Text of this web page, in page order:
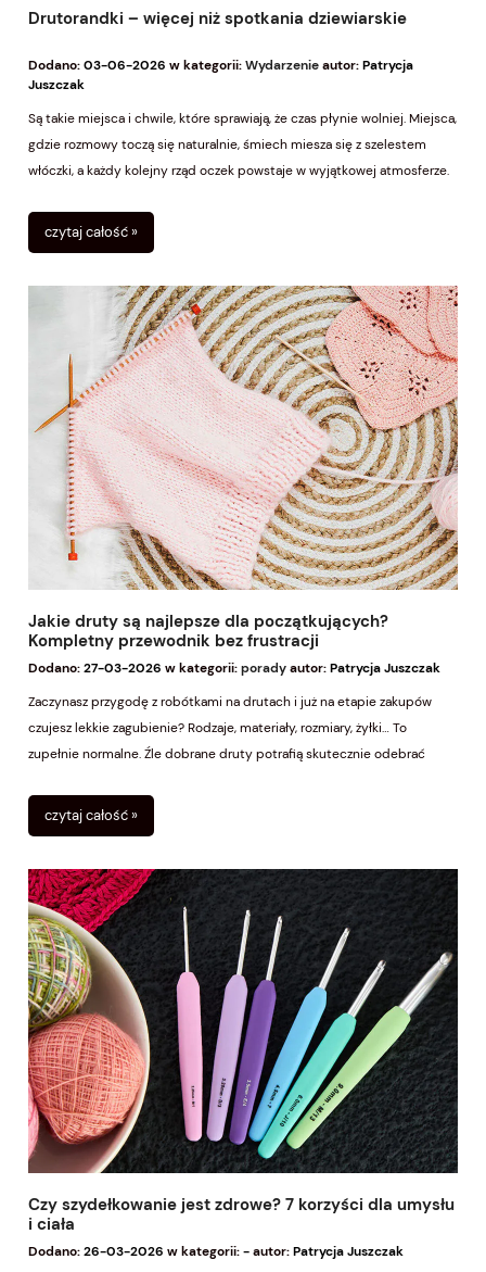
Drutorandki – więcej niż spotkania dziewiarskie
Dodano:03-06-2026 w kategorii:Wydarzenieautor:Patrycja
Juszczak
Są takie miejsca i chwile, które sprawiają, że czas płynie wolniej. Miejsca,
gdzie rozmowy toczą się naturalnie, śmiech miesza się z szelestem
włóczki, a każdy kolejny rząd oczek powstaje w wyjątkowej atmosferze.
czytaj całość »
Jakie druty są najlepsze dla początkujących?
Kompletny przewodnik bez frustracji
Dodano:27-03-2026 w kategorii:poradyautor:Patrycja Juszczak
Zaczynasz przygodę z robótkami na drutach i już na etapie zakupów
czujesz lekkie zagubienie? Rodzaje, materiały, rozmiary, żyłki… To
zupełnie normalne. Źle dobrane druty potrafią skutecznie odebrać
Dobra wiadomość jest taka, że dobry wybór drutów na start wcale nie
jest skomplikowany - trzeba tylko wiedzieć, na co zwrócić uwagę
czytaj całość »
Czy szydełkowanie jest zdrowe? 7 korzyści dla umysłu
i ciała
Dodano:26-03-2026 w kategorii:-autor:Patrycja Juszczak